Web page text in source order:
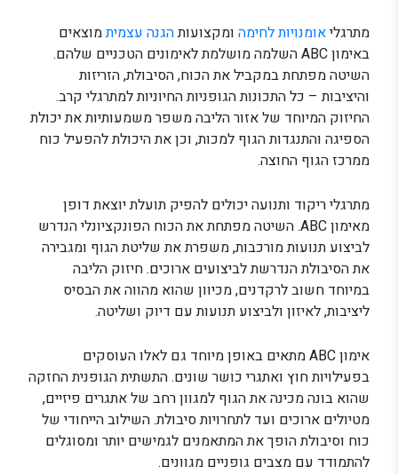
מתרגליאומנויות לחימה ומקצועותהגנה עצמיתמוצאים
באימון ABC השלמה מושלמת לאימונים הטכניים שלהם.
השיטה מפתחת במקביל את הכוח, הסיבולת, הזריזות
והיציבות – כל התכונות הגופניות החיוניות למתרגלי קרב.
החיזוק המיוחד של אזור הליבה משפר משמעותיות את יכולת
הספיגה והתנגדות הגוף למכות, וכן את היכולת להפעיל כוח
ממרכז הגוף החוצה.
מתרגלי ריקוד ותנועה יכולים להפיק תועלת יוצאת דופן
מאימון ABC. השיטה מפתחת את הכוח הפונקציונלי הנדרש
לביצוע תנועות מורכבות, משפרת את שליטת הגוף ומגבירה
את הסיבולת הנדרשת לביצועים ארוכים. חיזוק הליבה
במיוחד חשוב לרקדנים, מכיוון שהוא מהווה את הבסיס
ליציבות, לאיזון ולביצוע תנועות עם דיוק ושליטה.
אימון ABC מתאים באופן מיוחד גם לאלו העוסקים
בפעילויות חוץ ואתגרי כושר שונים. התשתית הגופנית החזקה
שהוא בונה מכינה את הגוף למגוון רחב של אתגרים פיזיים,
מטיולים ארוכים ועד לתחרויות סיבולת. השילוב הייחודי של
כוח וסיבולת הופך את המתאמנים לגמישים יותר ומסוגלים
להתמודד עם מצבים גופניים מגוונים.